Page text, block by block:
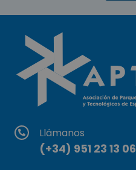
Llámanos
(+34) 951 23 13 06